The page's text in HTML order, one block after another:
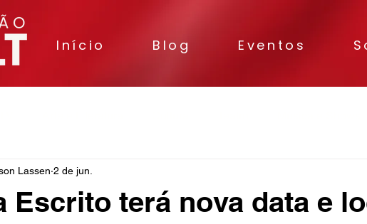
Início Blog Eventos
Escrito terá nova data e
Lassen 2 de jun.